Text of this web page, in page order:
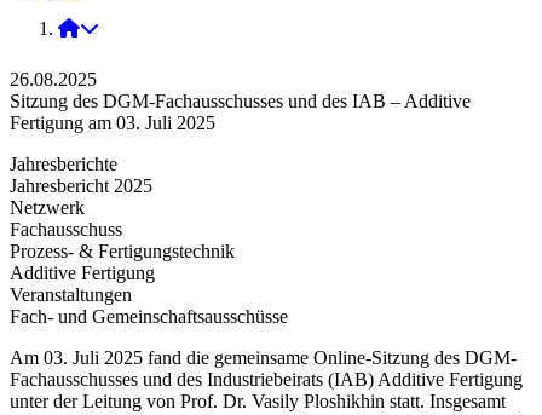
2025
26.08.2025
Sitzung des DGM-Fachausschusses und des IAB – Additive
Fertigung am 03. Juli 2025
Jahresberichte
Jahresbericht 2025
Netzwerk
Fachausschuss
Prozess- & Fertigungstechnik
Additive Fertigung
Veranstaltungen
Fach- und Gemeinschaftsausschüsse
Am 03. Juli 2025 fand die gemeinsame Online-Sitzung des DGM-
Fachausschusses und des Industriebeirats (IAB) Additive Fertigung
unter der Leitung von Prof. Dr. Vasily Ploshikhin statt. Insgesamt